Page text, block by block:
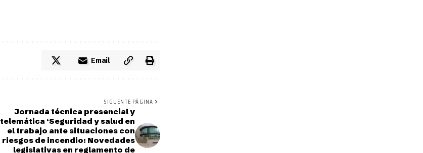
Email
SIGUENTE PÁGINA
Jornada técnica presencial y
telemática ‘Seguridad y salud en
el trabajo ante situaciones con
riesgos de incendio: Novedades
legislativas en reglamento de